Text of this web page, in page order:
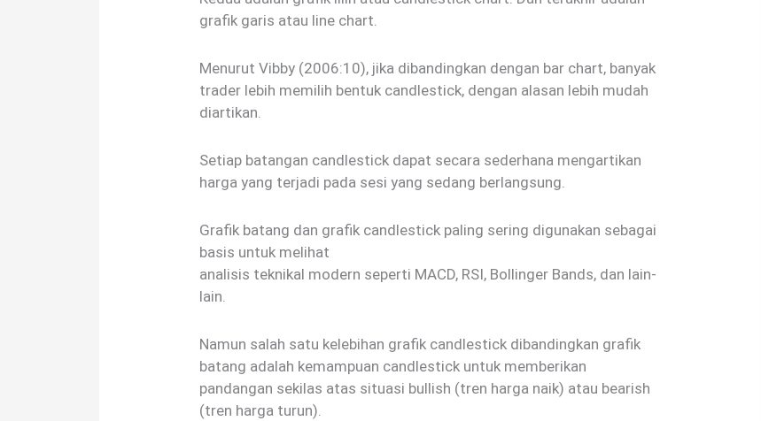
grafik garis atau line chart.
Menurut Vibby (2006:10), jika dibandingkan dengan bar chart, banyak
trader lebih memilih bentuk candlestick, dengan alasan lebih mudah
diartikan.
Setiap batangan candlestick dapat secara sederhana mengartikan
harga yang terjadi pada sesi yang sedang berlangsung.
Grafik batang dan grafik candlestick paling sering digunakan sebagai
basis untuk melihat
analisis teknikal modern seperti MACD, RSI, Bollinger Bands, dan lain-
lain.
Namun salah satu kelebihan grafik candlestick dibandingkan grafik
batang adalah kemampuan candlestick untuk memberikan
pandangan sekilas atas situasi bullish (tren harga naik) atau bearish
(tren harga turun).